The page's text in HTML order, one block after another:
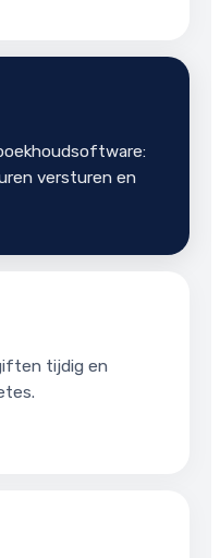
versturen en
tijdig en